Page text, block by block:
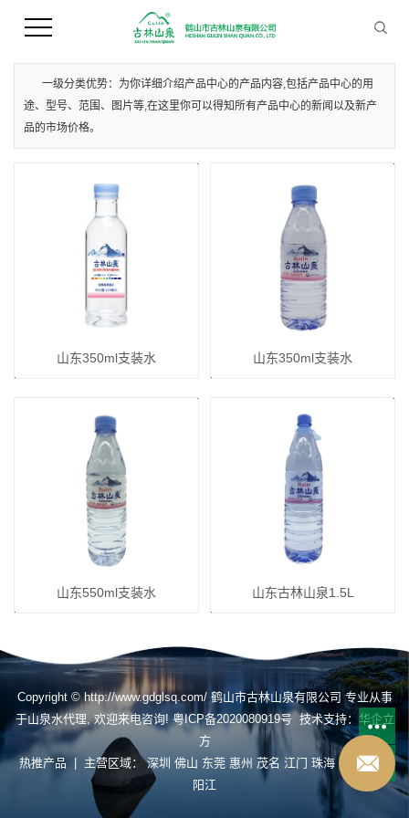
您当前的位置 ： 首 页>>产品中心>>山东支装水
一级分类优势：为你详细介绍产品中心的产品内容,包括产品中心的用
途、型号、范围、图片等,在这里你可以得知所有产品中心的新闻以及新产
品的市场价格。
山东350ml支装水 山东350ml支装水
山东550ml支装水 山东古林山泉1.5L
Copyright © http://www.gdglsq.com/ 鹤山市古林山泉有限公司 专业从事
于山泉水代理, 欢迎来电咨询!粤ICP备2020080919号技术支持：华企立
方
热推产品 | 主营区域：深圳 佛山 东莞 惠州 茂名 江门 珠海 揭阳 肇庆
阳江